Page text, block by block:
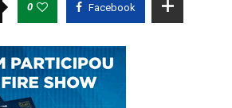
0 Facebook